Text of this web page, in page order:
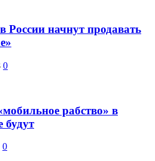
России начнут продавать
0
рабство» в
будут
0